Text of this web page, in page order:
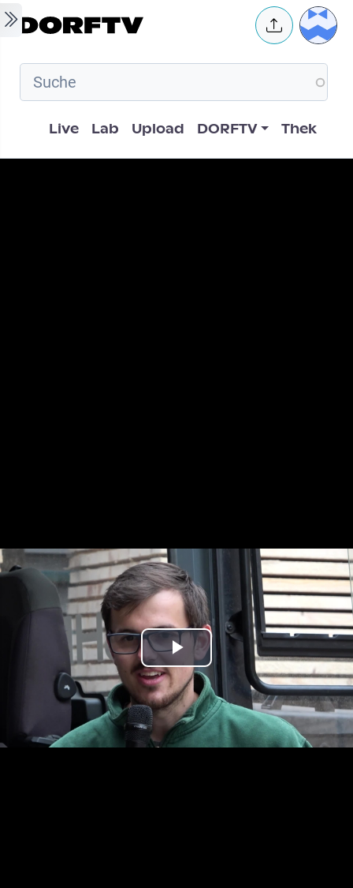
Skip to main content User
Hauptnavigation
Live Lab Upload DORFTV Thek
Play
Video